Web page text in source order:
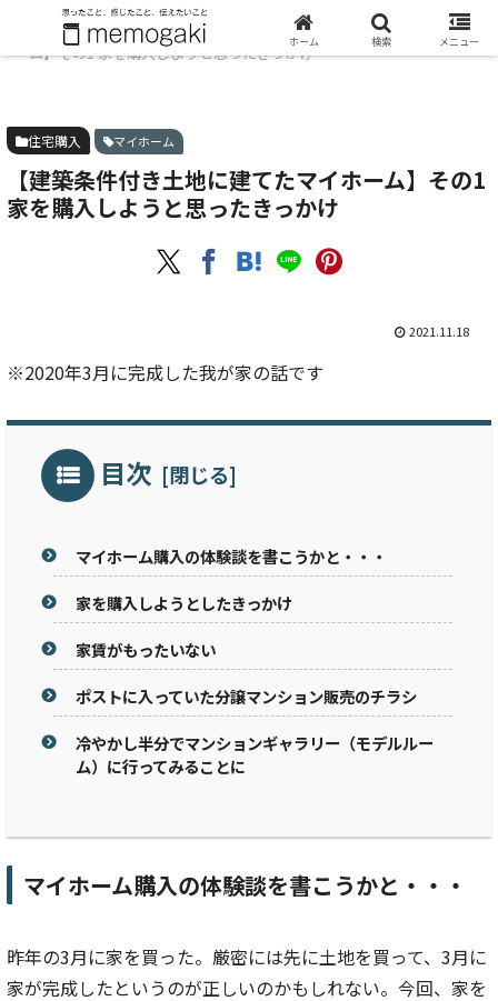
ホーム 住宅購入
【建築条件付き土地に建てたマイホ
ーム】その1 家を購入しようと思ったきっかけ
住宅購入 マイホーム
【建築条件付き土地に建てたマイホーム】その1
家を購入しようと思ったきっかけ
2021.11.18
※2020年3月に完成した我が家の話です
目次
マイホーム購入の体験談を書こうかと・・・
家を購入しようとしたきっかけ
家賃がもったいない
ポストに入っていた分譲マンション販売のチラシ
冷やかし半分でマンションギャラリー（モデルルー
ム）に行ってみることに
マイホーム購入の体験談を書こうかと・・・
昨年の3月に家を買った。厳密には先に土地を買って、3月に
家が完成したというのが正しいのかもしれない。今回、家を
ホーム 検索 メニュー